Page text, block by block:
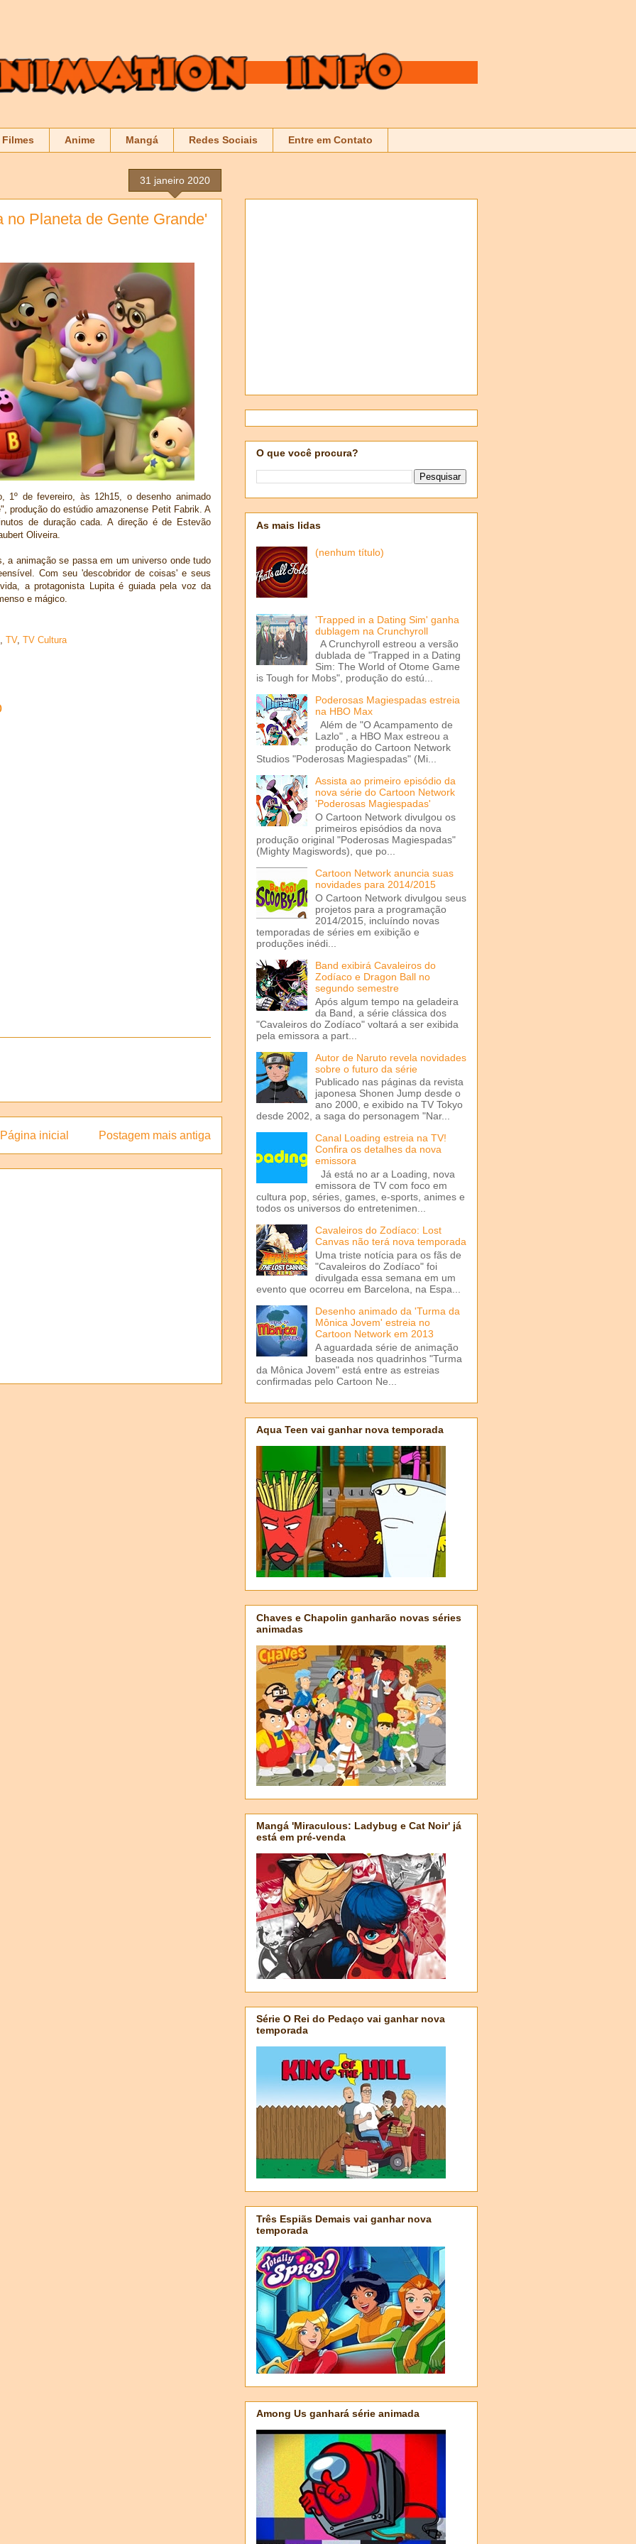
Filmes Anime Mangá Redes Sociais Entre em Contato
31 janeiro 2020
no Planeta de Gente Grande'
1º de fevereiro, às 12h15, o desenho animado
produção do estúdio amazonense Petit Fabrik. A
de duração cada. A direção é de Estevão
Oliveira.
a animação se passa em um universo onde tudo
Com seu 'descobridor de coisas' e seus
a protagonista Lupita é guiada pela voz da
e mágico.
, TV, TV Cultura
Postagem mais antiga
Página inicial
O que você procura?
As mais lidas
(nenhum título)
'Trapped in a Dating Sim' ganha
dublagem na Crunchyroll
A Crunchyroll estreou a versão
dublada de "Trapped in a Dating
Sim: The World of Otome Game
is Tough for Mobs", produção do estú...
Poderosas Magiespadas estreia
na HBO Max
Além de "O Acampamento de
Lazlo" , a HBO Max estreou a
produção do Cartoon Network
Studios "Poderosas Magiespadas" (Mi...
Assista ao primeiro episódio da
nova série do Cartoon Network
'Poderosas Magiespadas'
O Cartoon Network divulgou os
primeiros episódios da nova
produção original "Poderosas Magiespadas"
(Mighty Magiswords), que po...
Cartoon Network anuncia suas
novidades para 2014/2015
O Cartoon Network divulgou seus
projetos para a programação
2014/2015, incluíndo novas
temporadas de séries em exibição e
produções inédi...
Band exibirá Cavaleiros do
Zodíaco e Dragon Ball no
segundo semestre
Após algum tempo na geladeira
da Band, a série clássica dos
"Cavaleiros do Zodíaco" voltará a ser exibida
pela emissora a part...
Autor de Naruto revela novidades
sobre o futuro da série
Publicado nas páginas da revista
japonesa Shonen Jump desde o
ano 2000, e exibido na TV Tokyo
desde 2002, a saga do personagem "Nar...
Canal Loading estreia na TV!
Confira os detalhes da nova
emissora
Já está no ar a Loading, nova
emissora de TV com foco em
cultura pop, séries, games, e-sports, animes e
todos os universos do entretenimen...
Cavaleiros do Zodíaco: Lost
Canvas não terá nova temporada
Uma triste notícia para os fãs de
"Cavaleiros do Zodíaco" foi
divulgada essa semana em um
evento que ocorreu em Barcelona, na Espa...
Desenho animado da 'Turma da
Mônica Jovem' estreia no
Cartoon Network em 2013
A aguardada série de animação
baseada nos quadrinhos "Turma
da Mônica Jovem" está entre as estreias
confirmadas pelo Cartoon Ne...
Aqua Teen vai ganhar nova temporada
Chaves e Chapolin ganharão novas séries
animadas
Mangá 'Miraculous: Ladybug e Cat Noir' já
está em pré-venda
Série O Rei do Pedaço vai ganhar nova
temporada
Três Espiãs Demais vai ganhar nova
temporada
Among Us ganhará série animada